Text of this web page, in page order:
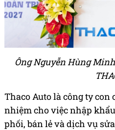
Ông Nguyễn Hùng
Thaco Auto là công ty
nhiệm cho việc nhập
phối, bán lẻ và dịch vụ